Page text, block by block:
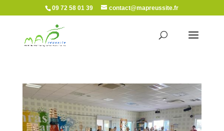
09 72 58 01 39 contact@mapreussite.fr